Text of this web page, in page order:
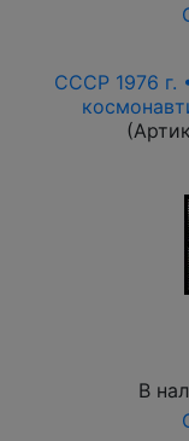
СССР 1976 г.
В